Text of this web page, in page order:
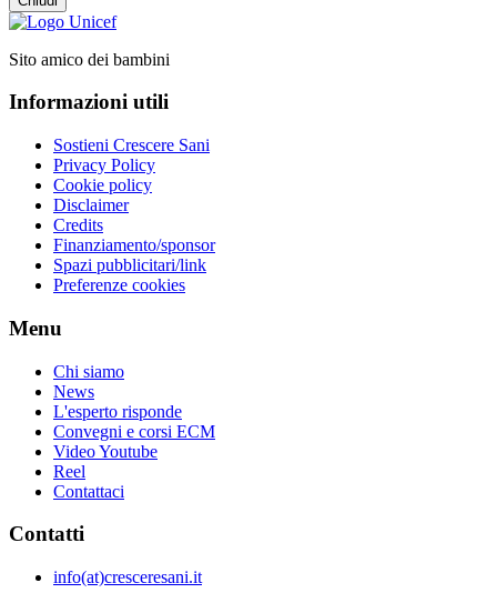
Sito amico dei bambini
Informazioni utili
Sostieni Crescere Sani
Privacy Policy
Cookie policy
Disclaimer
Credits
Finanziamento/sponsor
Spazi pubblicitari/link
Preferenze cookies
Menu
Chi siamo
News
L'esperto risponde
Convegni e corsi ECM
Video Youtube
Reel
Contattaci
Contatti
info(at)cresceresani.it